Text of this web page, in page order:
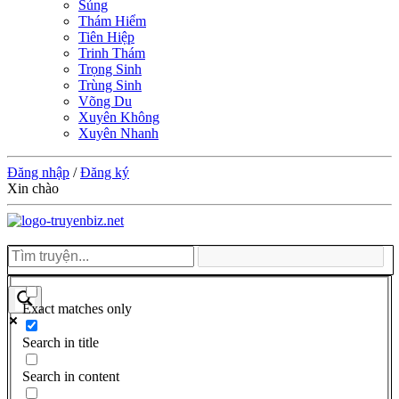
Sủng
Thám Hiểm
Tiên Hiệp
Trinh Thám
Trọng Sinh
Trùng Sinh
Võng Du
Xuyên Không
Xuyên Nhanh
Đăng nhập /Đăng ký
Xin chào
Exact matches only
Search in title
Search in content